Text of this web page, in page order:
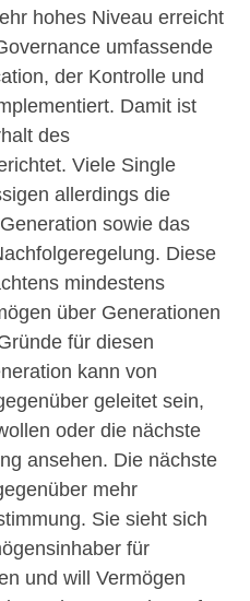
hohes Niveau erreicht
umfassende
der Kontrolle und
Damit ist
des
Viele Single
allerdings die
sowie das
Diese
mindestens
über Generationen
für diesen
kann von
geleitet sein,
oder die nächste
ansehen. Die nächste
mehr
Sie sieht sich
für
und will Vermögen